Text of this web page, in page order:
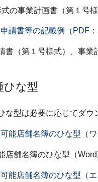
の事業計画書（第１号
請書等の記載例（PDF：
書（第１号様式）、事業
ひな型
な型は必要に応じてダウ
能店舗名簿のひな型（ワ
店舗名簿のひな型（
能店舗名簿のひな型（エ